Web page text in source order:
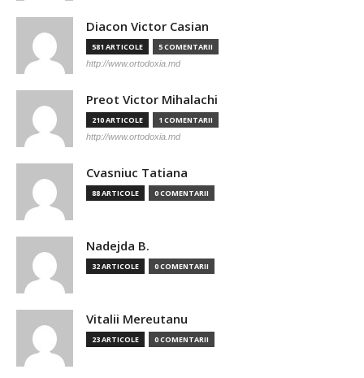
Diacon Victor Casian
581 ARTICOLE 5 COMENTARII
http://www.ortodoxia.md
Preot Victor Mihalachi
210 ARTICOLE 1 COMENTARII
http://www.ortodoxia.md
Cvasniuc Tatiana
88 ARTICOLE 0 COMENTARII
Nadejda B.
32 ARTICOLE 0 COMENTARII
Vitalii Mereutanu
23 ARTICOLE 0 COMENTARII